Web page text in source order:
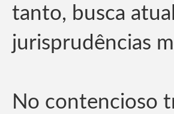
tanto, busca
jurisprudências
No contencioso